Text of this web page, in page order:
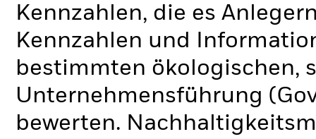
Kennzahlen, die es
Kennzahlen und
bestimmten ökologischen,
Unternehmensführung
bewerten.